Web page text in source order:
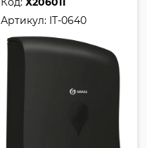
Артикул: IT-0640